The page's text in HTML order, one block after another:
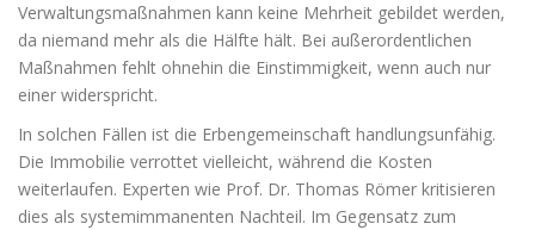
Verwaltungsmaßnahmen kann keine Mehrheit gebildet werden,
da niemand mehr als die Hälfte hält. Bei außerordentlichen
Maßnahmen fehlt ohnehin die Einstimmigkeit, wenn auch nur
einer widerspricht.
In solchen Fällen ist die Erbengemeinschaft handlungsunfähig.
Die Immobilie verrottet vielleicht, während die Kosten
weiterlaufen. Experten wie Prof. Dr. Thomas Römer kritisieren
dies als systemimmanenten Nachteil. Im Gegensatz zum